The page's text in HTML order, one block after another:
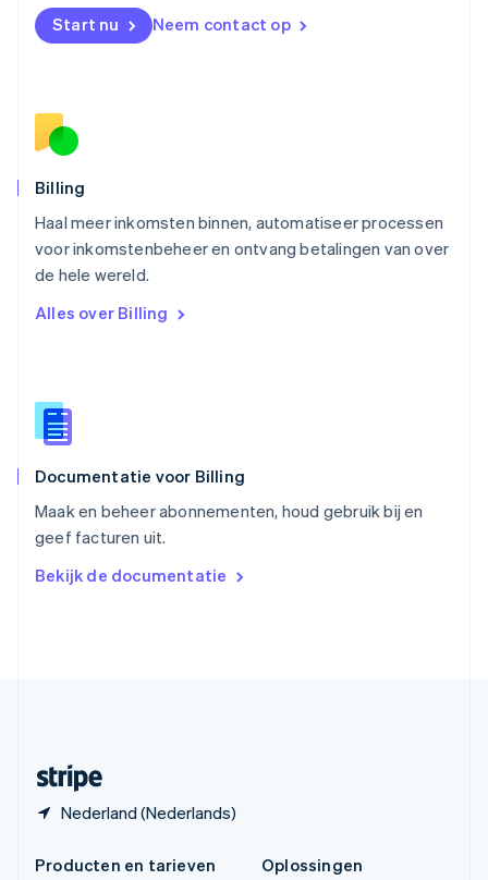
Start nu Neem contact op
Billing
Haal meer inkomsten binnen, automatiseer processen
voor inkomstenbeheer en ontvang betalingen van over
de hele wereld.
Alles over Billing
Documentatie voor Billing
Maak en beheer abonnementen, houd gebruik bij en
geef facturen uit.
Bekijk de documentatie
Nederland (Nederlands)
English
Noorwegen
English
Portugal
Português
English
Singapore
English简体中文
EnglishItaliano
Español
Thailand
Tsjechië
Vasteland van China
简体中文English
English
Producten en tarieven
Oplossingen